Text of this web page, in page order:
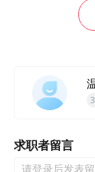
求职者留言